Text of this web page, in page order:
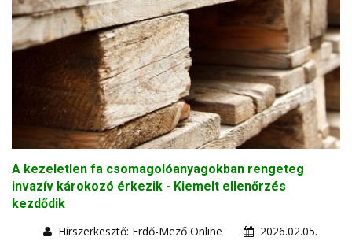
A kezeletlen fa csomagolóanyagokban rengeteg
invazív károkozó érkezik - Kiemelt ellenőrzés
kezdődik
Hírszerkesztő: Erdő-Mező Online
2026.02.05.